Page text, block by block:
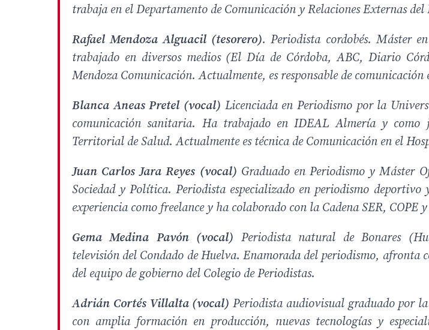
trabaja en el Departamento de Comunicación y Relaciones Externas del
Rafael Mendoza Alguacil (tesorero). Periodista cordobés. Máster
trabajado en diversos medios (El Día de Córdoba, ABC, Diario
Mendoza Comunicación. Actualmente, es responsable de comunicación
Blanca Aneas Pretel (vocal) Licenciada en Periodismo por la
comunicación sanitaria. Ha trabajado en IDEAL Almería y como
Territorial de Salud. Actualmente es técnica de Comunicación en el
Juan Carlos Jara Reyes (vocal) Graduado en Periodismo y Máster
Sociedad y Política. Periodista especializado en periodismo
experiencia como freelance y ha colaborado con la Cadena SER, COPE
Gema Medina Pavón (vocal) Periodista natural de Bonares
televisión del Condado de Huelva. Enamorada del periodismo, afronta
del equipo de gobierno del Colegio de Periodistas.
Adrián Cortés Villalta (vocal) Periodista audiovisual graduado por
con amplia formación en producción, nuevas tecnologías y